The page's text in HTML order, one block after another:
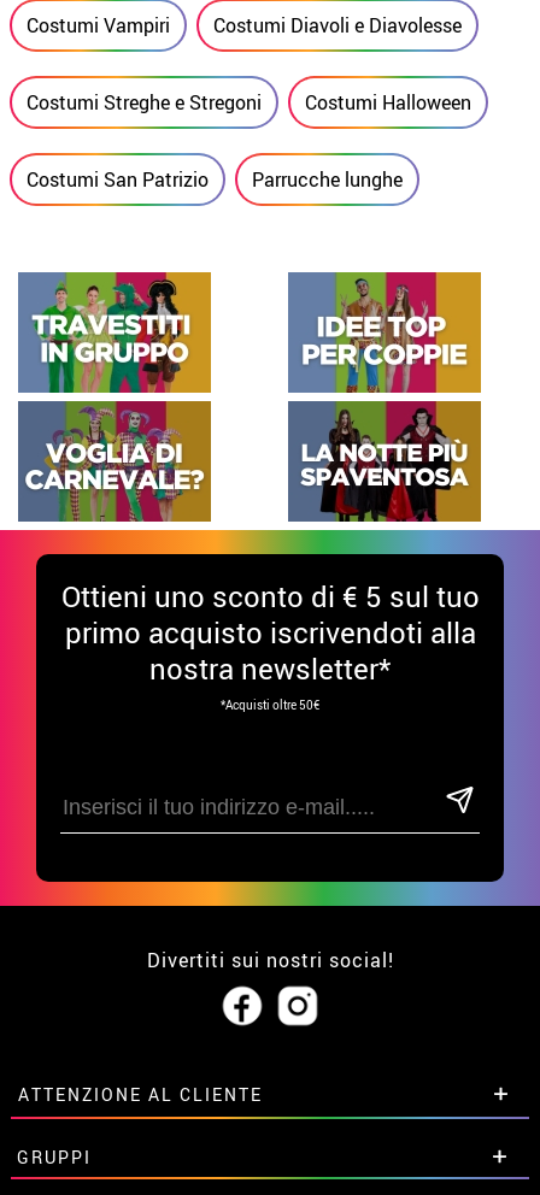
Costumi Vampiri Costumi Diavoli e Diavolesse
Costumi Streghe e Stregoni Costumi Halloween
Costumi San Patrizio Parrucche lunghe
Ottieni uno sconto di € 5 sul tuo
primo acquisto iscrivendoti alla
nostra newsletter*
*Acquisti oltre 50€
Divertiti sui nostri social!
ATTENZIONE AL CLIENTE
• Su di noi
• Condizioni di vendita
GRUPPI